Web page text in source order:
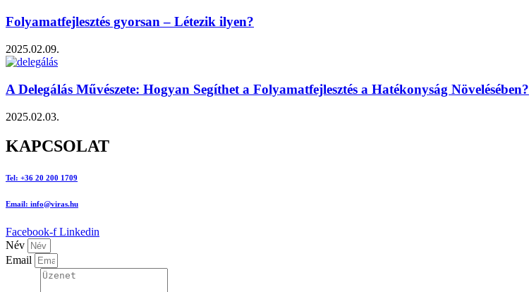
Folyamatfejlesztés gyorsan – Létezik ilyen?
2025.02.09.
A Delegálás Művészete: Hogyan Segíthet a Folyamatfejlesztés a Hatékonyság Növelésében?
2025.02.03.
KAPCSOLAT
Tel: +36 20 200 1709
Email: info@viras.hu
Facebook-f Linkedin
Név
Email